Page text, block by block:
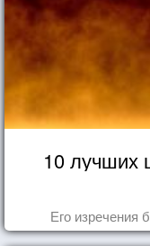
10 лучших
Его изречения